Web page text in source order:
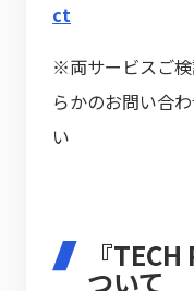
ct
※両サービスご
らかのお問い合
い
『
ついて